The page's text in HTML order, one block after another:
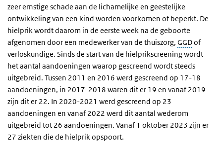
zeer ernstige schade aan de lichamelijke en geestelijke
ontwikkeling van een kind worden voorkomen of beperkt. De
hielprik wordt daarom in de eerste week na de geboorte
afgenomen door een medewerker van de thuiszorg, GGDof
verloskundige. Sinds de start van de hielprikscreening wordt
het aantal aandoeningen waarop gescreend wordt steeds
uitgebreid. Tussen 2011 en 2016 werd gescreend op 17-18
aandoeningen, in 2017-2018 waren dit er 19 en vanaf 2019
zijn dit er 22. In 2020-2021 werd gescreend op 23
aandoeningen en vanaf 2022 werd dit aantal wederom
uitgebreid tot 26 aandoeningen. Vanaf 1 oktober 2023 zijn er
27 ziekten die de hielprik opspoort.